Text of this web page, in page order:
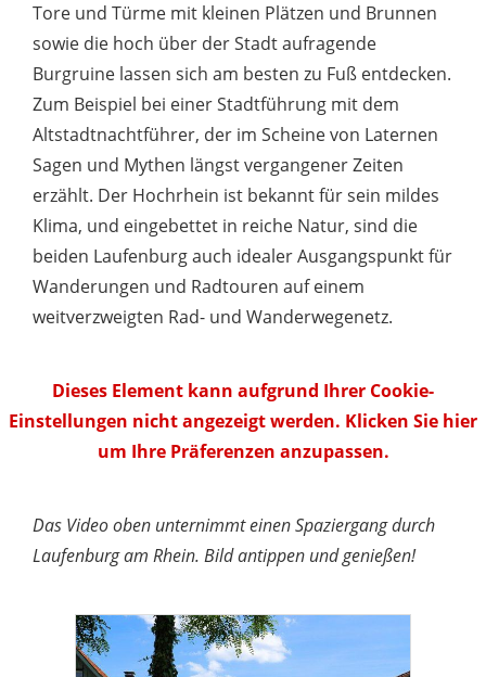
Tore und Türme mit kleinen Plätzen und Brunnen
sowie die hoch über der Stadt aufragende
Burgruine lassen sich am besten zu Fuß entdecken.
Zum Beispiel bei einer Stadtführung mit dem
Altstadtnachtführer, der im Scheine von Laternen
Sagen und Mythen längst vergangener Zeiten
erzählt. Der Hochrhein ist bekannt für sein mildes
Klima, und eingebettet in reiche Natur, sind die
beiden Laufenburg auch idealer Ausgangspunkt für
Wanderungen und Radtouren auf einem
weitverzweigten Rad- und Wanderwegenetz.
Dieses Element kann aufgrund Ihrer Cookie-
Einstellungen nicht angezeigt werden. Klicken Sie hier
um Ihre Präferenzen anzupassen.
Das Video oben unternimmt einen Spaziergang durch
Laufenburg am Rhein. Bild antippen und genießen!